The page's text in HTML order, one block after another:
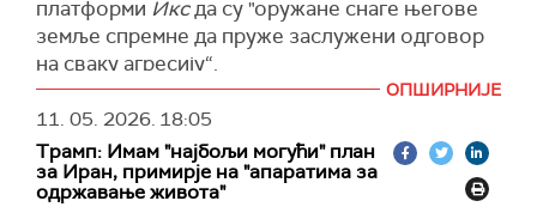
платформи Иксда су "оружане снаге његове
земље спремне да пруже заслужени одговор
на сваку агресију“.
"Погрешна стратегија и погрешне одлуке ће
увек довести до погрешних резултата – цео
свет је то већ схватио. Спремни смо на све
опције; биће изненађени“, навео је Галибаф.
ОПШИРНИЈЕ
11. 05. 2026. 18:05
Трамп: Имам "најбољи могући" план
за Иран, примирје на "апаратима за
одржавање живота"